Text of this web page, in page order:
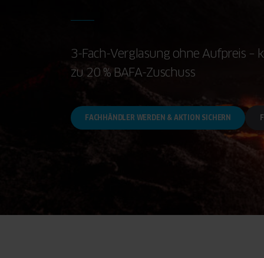
3-Fach-Verglasung ohne Aufpreis –
zu 20 % BAFA-Zuschuss
FACHHÄNDLER WERDEN & AKTION SICHERN